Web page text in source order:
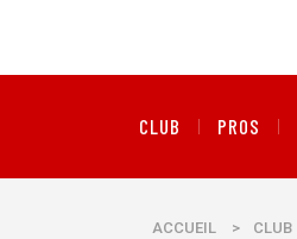
CLUB PROS
ACCUEIL > CLUB